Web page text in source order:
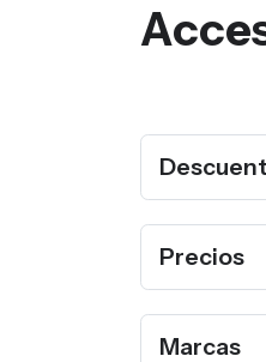
Precios
Marcas